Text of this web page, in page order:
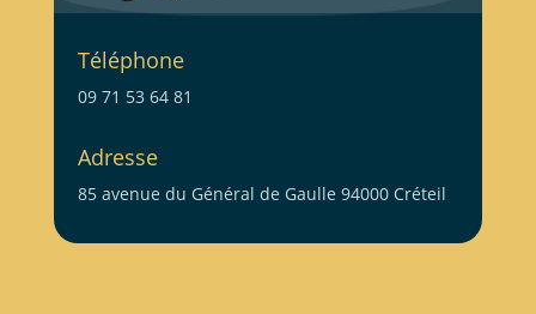
Téléphone
09 71 53 64 81
Adresse
85 avenue du Général de Gaulle 94000 Créteil